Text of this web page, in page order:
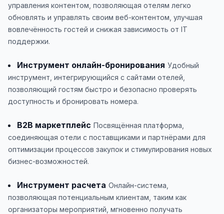
управления контентом, позволяющая отелям легко
обновлять и управлять своим веб-контентом, улучшая
вовлечённость гостей и снижая зависимость от IT
поддержки.
Инструмент онлайн-бронирования Удобный
инструмент, интегрирующийся с сайтами отелей,
позволяющий гостям быстро и безопасно проверять
доступность и бронировать номера.
B2B маркетплейс Посвящённая платформа,
соединяющая отели с поставщиками и партнёрами для
оптимизации процессов закупок и стимулирования новых
бизнес-возможностей.
Инструмент расчета Онлайн-система,
позволяющая потенциальным клиентам, таким как
организаторы мероприятий, мгновенно получать